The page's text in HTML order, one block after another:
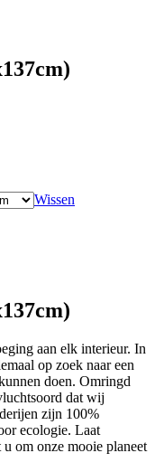
Wissen
aan elk interieur. In
op zoek naar een
doen. Omringd
dat wij
zijn 100%
ecologie. Laat
om onze mooie planeet